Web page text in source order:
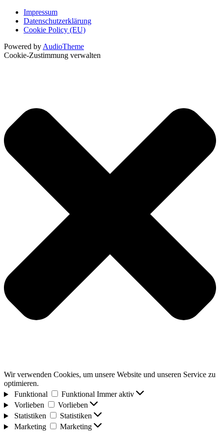
Impressum
Datenschutzerklärung
Cookie Policy (EU)
Powered by AudioTheme
Cookie-Zustimmung verwalten
Wir verwenden Cookies, um unsere Website und unseren Service zu
optimieren.
Funktional
Funktional Immer aktiv
Vorlieben
Vorlieben
Statistiken
Statistiken
Marketing
Marketing